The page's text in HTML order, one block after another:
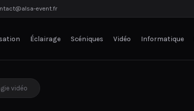
event.fr
Éclairage Scéniques Vidéo Informatique
vidéo